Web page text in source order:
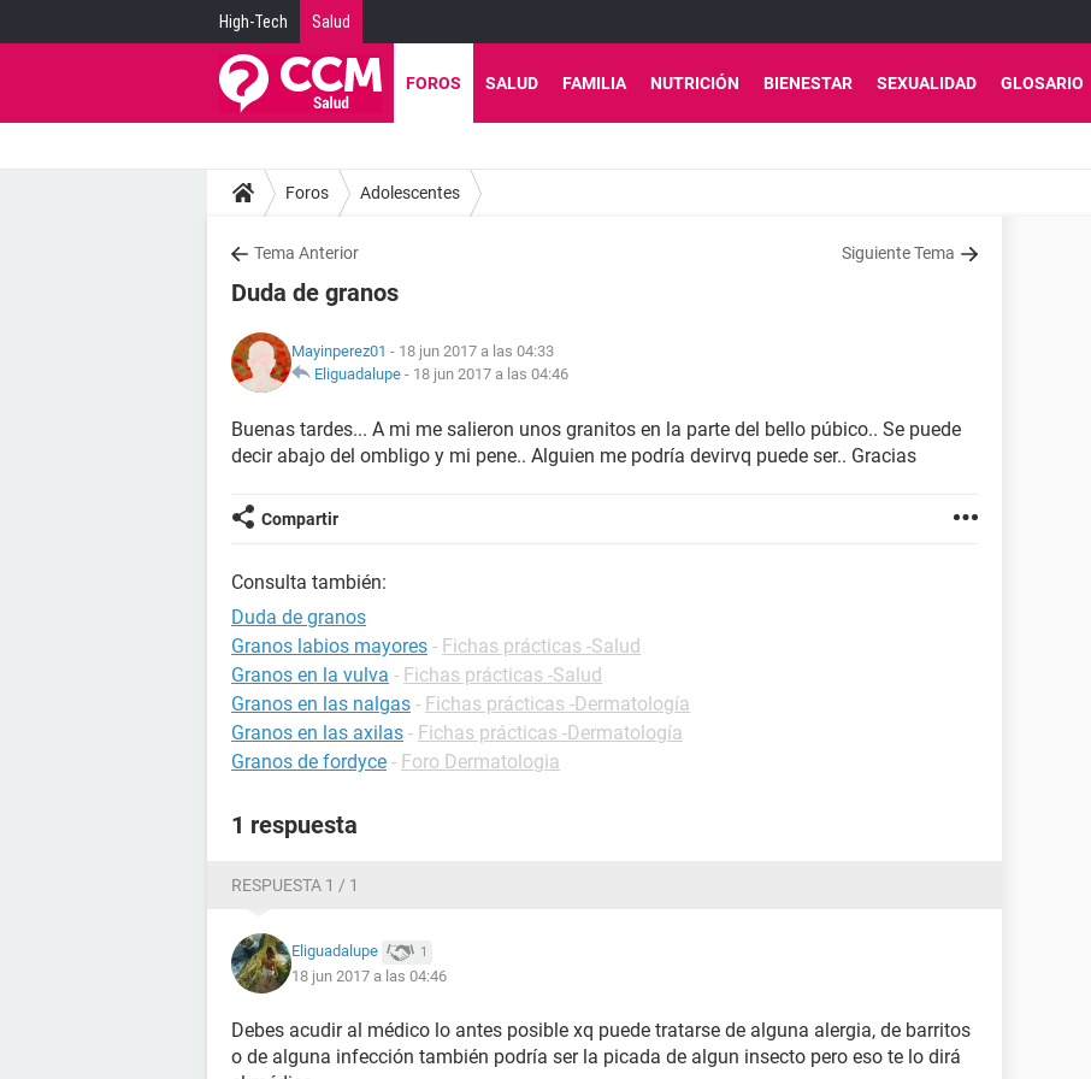
High-Tech Salud
FOROS SALUD FAMILIA NUTRICIÓN BIENESTAR SEXUALIDAD GLOSARIO
Foros Adolescentes
Tema Anterior Siguiente Tema
Duda de granos
Mayinperez01 - 18 jun 2017 a las 04:33
Eliguadalupe - 18 jun 2017 a las 04:46
Buenas tardes... A mi me salieron unos granitos en la parte del bello púbico.. Se puede
decir abajo del ombligo y mi pene.. Alguien me podría devirvq puede ser.. Gracias
Compartir
Consulta también:
Duda de granos
Granos labios mayores - Fichas prácticas -Salud
Granos en la vulva - Fichas prácticas -Salud
Granos en las nalgas - Fichas prácticas -Dermatología
Granos en las axilas - Fichas prácticas -Dermatología
Granos de fordyce - Foro Dermatologia
1 respuesta
RESPUESTA 1 / 1
Eliguadalupe 1
18 jun 2017 a las 04:46
Debes acudir al médico lo antes posible xq puede tratarse de alguna alergia, de barritos
o de alguna infección también podría ser la picada de algun insecto pero eso te lo dirá